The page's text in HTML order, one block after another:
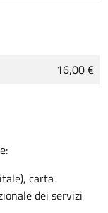
16,00 €
carta
dei servizi